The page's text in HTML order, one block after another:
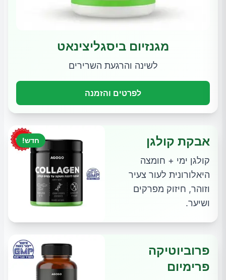
מגנזיום ביסגליצינאט
לשינה והרגעת השרירים
לפרטים והזמנה
חדש! אבקת קולגן
קולגן ימי + חומצה
היאלורונית לעור צעיר
וזוהר, חיזוק מפרקים
ושיער.
פרוביוטיקה
פרימיום